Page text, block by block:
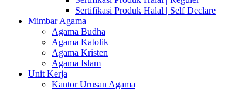
Sertifikasi Produk Halal | Self Declare
Mimbar Agama
Agama Budha
Agama Katolik
Agama Kristen
Agama Islam
Unit Kerja
Kantor Urusan Agama